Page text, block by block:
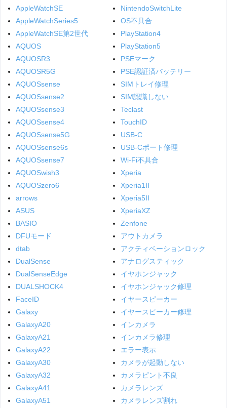
AppleWatchSE
AppleWatchSeries5
AppleWatchSE第2世代
AQUOS
AQUOSR3
AQUOSR5G
AQUOSsense
AQUOSsense2
AQUOSsense3
AQUOSsense4
AQUOSsense5G
AQUOSsense6s
AQUOSsense7
AQUOSwish3
AQUOSzero6
arrows
ASUS
BASIO
DFUモード
dtab
DualSense
DualSenseEdge
DUALSHOCK4
FaceID
Galaxy
GalaxyA20
GalaxyA21
GalaxyA22
GalaxyA30
GalaxyA32
GalaxyA41
GalaxyA51
NintendoSwitchLite
OS不具合
PlayStation4
PlayStation5
PSEマーク
PSE認証済バッテリー
SIMトレイ修理
SIM認識しない
Teclast
TouchID
USB-C
USB-Cポート修理
Wi-Fi不具合
Xperia
Xperia1II
Xperia5II
XperiaXZ
Zenfone
アウトカメラ
アクティベーションロック
アナログスティック
イヤホンジャック
イヤホンジャック修理
イヤースピーカー
イヤースピーカー修理
インカメラ
インカメラ修理
エラー表示
カメラが起動しない
カメラピント不良
カメラレンズ
カメラレンズ割れ